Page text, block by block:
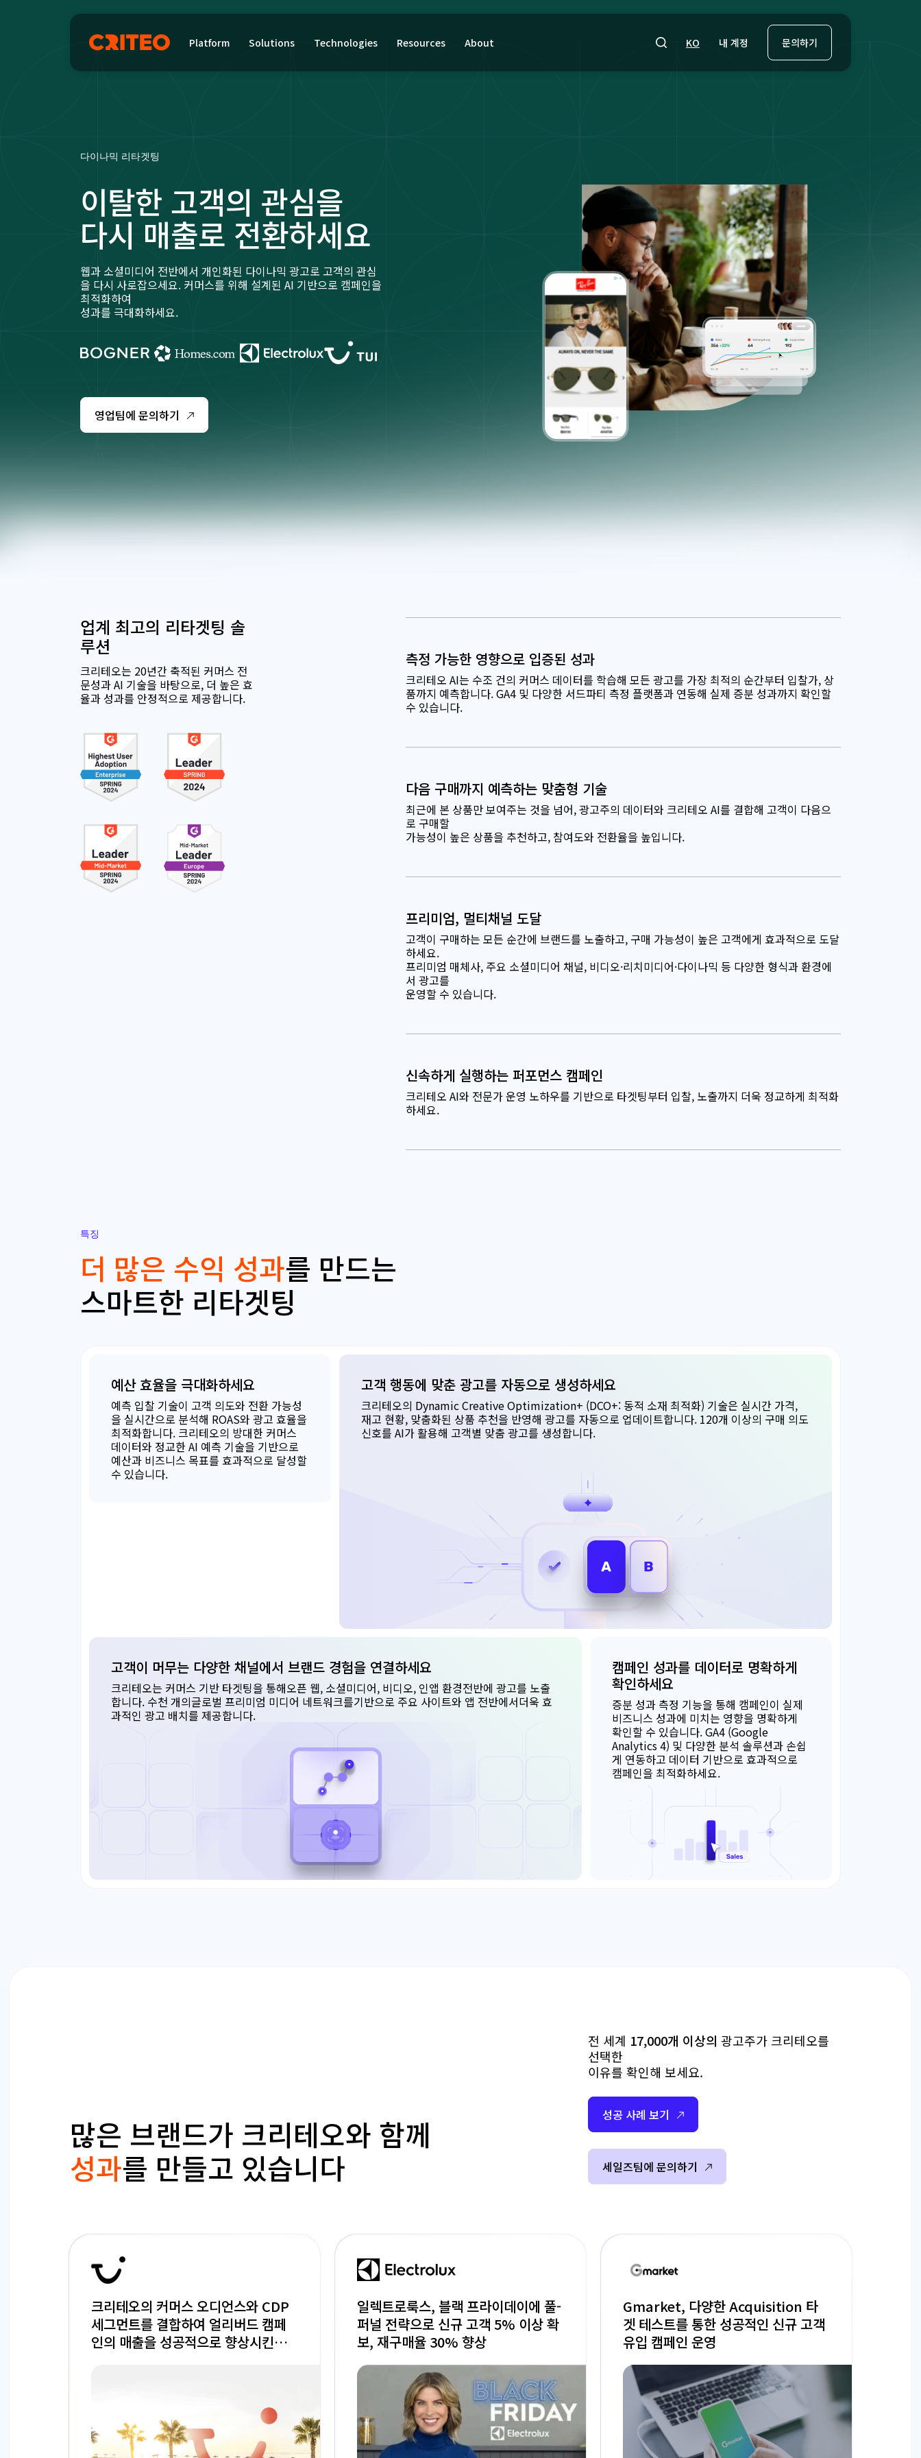
Platform Solutions Technologies Resources About KO 내 계정 문의하기
다이나믹 리타겟팅
이탈한 고객의 관심을
다시 매출로 전환하세요
웹과 소셜미디어 전반에서 개인화된 다이나믹 광고로 고객의 관심
을 다시 사로잡으세요. 커머스를 위해 설계된 AI 기반으로 캠페인을
최적화하여
성과를 극대화하세요.
영업팀에 문의하기
업계 최고의 리타겟팅 솔
루션
크리테오는 20년간 축적된 커머스 전
문성과 AI 기술을 바탕으로, 더 높은 효
율과 성과를 안정적으로 제공합니다.
측정 가능한 영향으로 입증된 성과
크리테오 AI는 수조 건의 커머스 데이터를 학습해 모든 광고를 가장 최적의 순간부터 입찰가, 상
품까지 예측합니다. GA4 및 다양한 서드파티 측정 플랫폼과 연동해 실제 증분 성과까지 확인할
수 있습니다.
다음 구매까지 예측하는 맞춤형 기술
최근에 본 상품만 보여주는 것을 넘어, 광고주의 데이터와 크리테오 AI를 결합해 고객이 다음으
로 구매할
가능성이 높은 상품을 추천하고, 참여도와 전환율을 높입니다.
프리미엄, 멀티채널 도달
고객이 구매하는 모든 순간에 브랜드를 노출하고, 구매 가능성이 높은 고객에게 효과적으로 도달
하세요.
프리미엄 매체사, 주요 소셜미디어 채널, 비디오·리치미디어·다이나믹 등 다양한 형식과 환경에
서 광고를
운영할 수 있습니다.
신속하게 실행하는 퍼포먼스 캠페인
크리테오 AI와 전문가 운영 노하우를 기반으로 타겟팅부터 입찰, 노출까지 더욱 정교하게 최적화
하세요.
특징
더 많은 수익 성과를 만드는
스마트한 리타겟팅
예산 효율을 극대화하세요
예측 입찰 기술이 고객 의도와 전환 가능성
을 실시간으로 분석해 ROAS와 광고 효율을
최적화합니다. 크리테오의 방대한 커머스
데이터와 정교한 AI 예측 기술을 기반으로
예산과 비즈니스 목표를 효과적으로 달성할
수 있습니다.
고객 행동에 맞춘 광고를 자동으로 생성하세요
크리테오의 Dynamic Creative Optimization+ (DCO+: 동적 소재 최적화) 기술은 실시간 가격,
재고 현황, 맞춤화된 상품 추천을 반영해 광고를 자동으로 업데이트합니다. 120개 이상의 구매 의도
신호를 AI가 활용해 고객별 맞춤 광고를 생성합니다.
고객이 머무는 다양한 채널에서 브랜드 경험을 연결하세요
크리테오는 커머스 기반 타겟팅을 통해오픈 웹, 소셜미디어, 비디오, 인앱 환경전반에 광고를 노출
합니다. 수천 개의글로벌 프리미엄 미디어 네트워크를기반으로 주요 사이트와 앱 전반에서더욱 효
과적인 광고 배치를 제공합니다.
캠페인 성과를 데이터로 명확하게
확인하세요
증분 성과 측정 기능을 통해 캠페인이 실제
비즈니스 성과에 미치는 영향을 명확하게
확인할 수 있습니다. GA4 (Google
Analytics 4) 및 다양한 분석 솔루션과 손쉽
게 연동하고 데이터 기반으로 효과적으로
캠페인을 최적화하세요.
많은 브랜드가 크리테오와 함께
성과를 만들고 있습니다
전 세계 17,000개 이상의 광고주가 크리테오를
선택한
이유를 확인해 보세요.
성공 사례 보기
세일즈팀에 문의하기
크리테오의 커머스 오디언스와 CDP
세그먼트를 결합하여 얼리버드 캠페
인의 매출을 성공적으로 향상시킨
일렉트로룩스, 블랙 프라이데이에 풀-
퍼널 전략으로 신규 고객 5% 이상 확
보, 재구매율 30% 향상
Gmarket, 다양한 Acquisition 타
겟 테스트를 통한 성공적인 신규 고객
유입 캠페인 운영